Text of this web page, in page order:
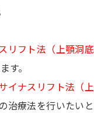
リフト法（上顎洞底
す。
イナスリフト法（
療法を行いたいと